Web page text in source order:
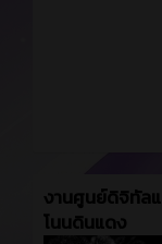
งานศูนย์ดิจิทัล
โนนดินแดง